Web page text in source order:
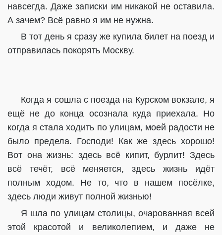
навсегда. Даже записки им никакой не оставила.
А зачем? Всё равно я им не нужна.
В тот день я сразу же купила билет на поезд и
отправилась покорять Москву.
Когда я сошла с поезда на Курском вокзале, я
ещё не до конца осознала куда приехала. Но
когда я стала ходить по улицам, моей радости не
было предела. Господи! Как же здесь хорошо!
Вот она жизнь: здесь всё кипит, бурлит! Здесь
всё течёт, всё меняется, здесь жизнь идёт
полным ходом. Не то, что в нашем посёлке,
здесь люди живут полной жизнью!
Я шла по улицам столицы, очарованная всей
этой красотой и великолепием, и даже не